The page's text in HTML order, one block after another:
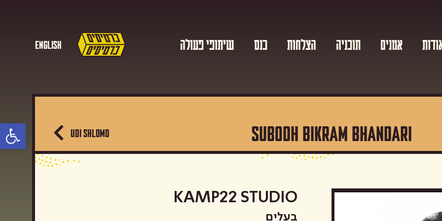
פתח סרגל נגישות
אמנים תוכניה הצלחות כנס שיתופי פעולה English
SUBODH BIKRAM BHANDARI
UDI SHLOMO
KAMP22 STUDIO
בעלים